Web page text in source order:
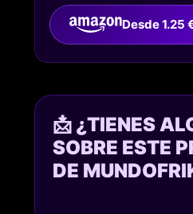
Desde 1.25
📩 ¿TIENES
SOBRE ESTE
DE